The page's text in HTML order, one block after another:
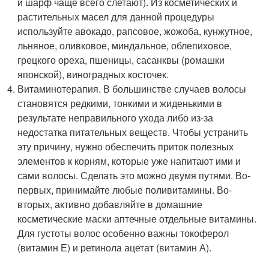
растительных масел для данной процедуры
используйте авокадо, рапсовое, жожоба, кунжутное,
льняное, оливковое, миндальное, облепиховое,
грецкого ореха, пшеницы, сасанквы (ромашки
японской), виноградных косточек.
Витаминотерапия. В большинстве случаев волосы
становятся редкими, тонкими и жиденькими в
результате неправильного ухода либо из-за
недостатка питательных веществ. Чтобы устранить
эту причину, нужно обеспечить приток полезных
элементов к корням, которые уже напитают ими и
сами волосы. Сделать это можно двумя путями. Во-
первых, принимайте любые поливитамины. Во-
вторых, активно добавляйте в домашние
косметические маски аптечные отдельные витамины.
Для густоты волос особенно важны токоферол
(витамин Е) и ретинола ацетат (витамин А).